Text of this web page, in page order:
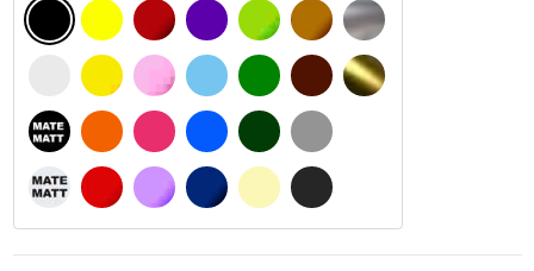
SCHWARZ
WEIß
MATTSCHWARZ
MATTWEIß
GELB
GELBES SIGNAL
ORANGE
ROT
BURGUND
ROSE
FUCHSIA
LILA
VIOLETT
HELLBLAU
BLAU
DUNKELBLAU
HELLGRÜN
GRÜN
DUNKELGRÜN
BEIGE
HASELNUSS
DUNKELBRAUN
HELLGRAU
DUNKELGRAU
SILBER
GOLD